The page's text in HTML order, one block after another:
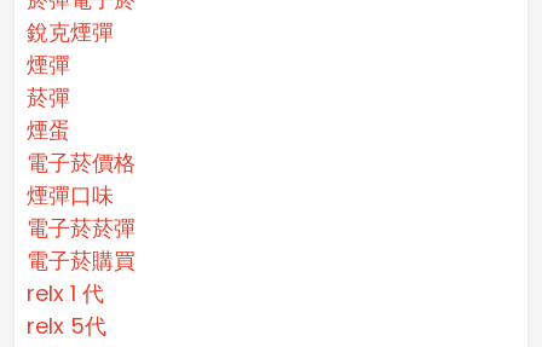
銳克煙彈
煙彈
菸彈
煙蛋
電子菸價格
煙彈口味
電子菸菸彈
電子菸購買
relx 1 代
relx 5代